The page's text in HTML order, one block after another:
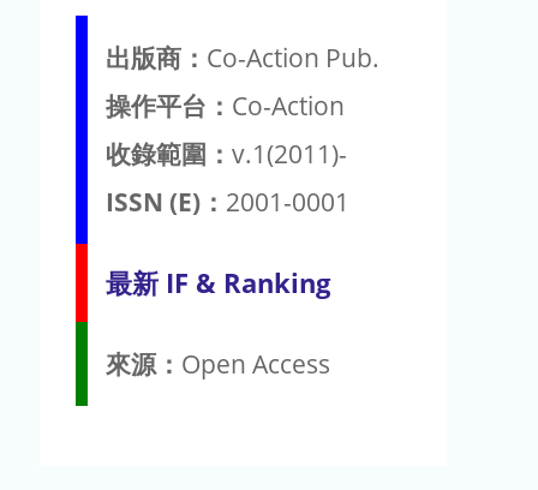
出版商： Co-Action Pub.
操作平台： Co-Action
收錄範圍： v.1(2011)-
ISSN (E)： 2001-0001
最新 IF & Ranking
來源： Open Access